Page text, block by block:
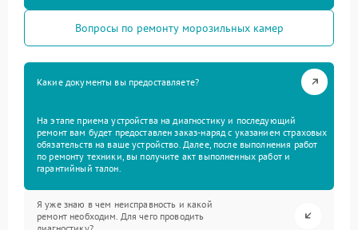
Вопросы по ремонту морозильных камер
Какие документы вы предоставляете?
На этапе приема устройства на диагностику и последующий
ремонт вам будет предоставлен заказ-наряд с указанием страховых
обязательств на ваше устройство. Далее, после выполнения работ
по ремонту техники, вы получите акт выполненных работ и
гарантийный талон.
Я уже знаю в чем неисправность и какой
ремонт необходим. Для чего проводить